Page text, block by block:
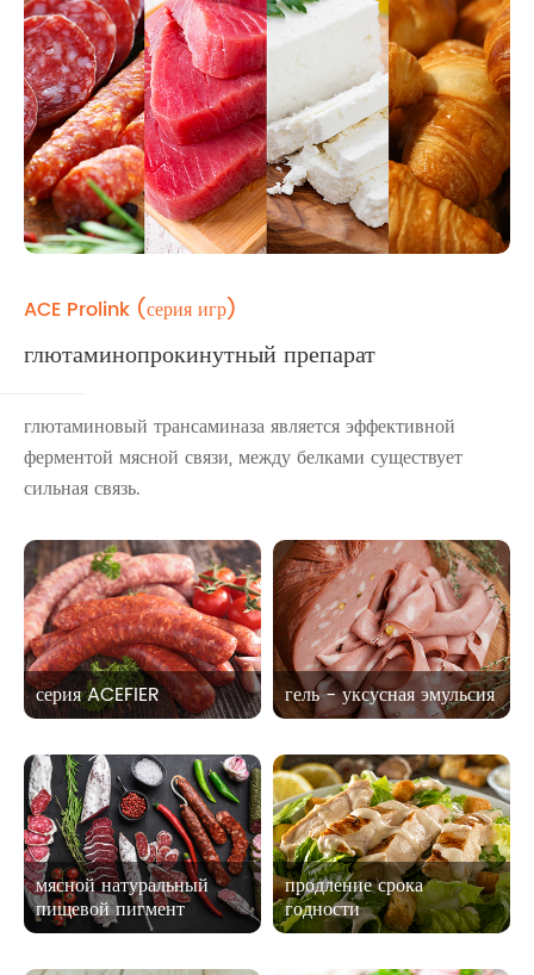
ACE Prolink (серия игр)
глютаминопрокинутный препарат
глютаминовый трансаминаза является эффективной
ферментой мясной связи, между белками существует
сильная связь.
серия ACEFIER гель - уксусная эмульсия
мясной натуральный
пищевой пигмент
продление срока
годности